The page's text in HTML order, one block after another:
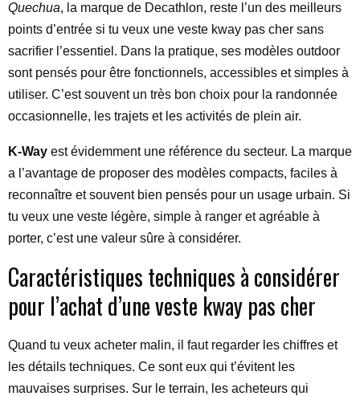
Quechua, la marque de Decathlon, reste l’un des meilleurs
points d’entrée si tu veux une veste kway pas cher sans
sacrifier l’essentiel. Dans la pratique, ses modèles outdoor
sont pensés pour être fonctionnels, accessibles et simples à
utiliser. C’est souvent un très bon choix pour la randonnée
occasionnelle, les trajets et les activités de plein air.
K-Way est évidemment une référence du secteur. La marque
a l’avantage de proposer des modèles compacts, faciles à
reconnaître et souvent bien pensés pour un usage urbain. Si
tu veux une veste légère, simple à ranger et agréable à
porter, c’est une valeur sûre à considérer.
Caractéristiques techniques à considérer
pour l’achat d’une veste kway pas cher
Quand tu veux acheter malin, il faut regarder les chiffres et
les détails techniques. Ce sont eux qui t’évitent les
mauvaises surprises. Sur le terrain, les acheteurs qui